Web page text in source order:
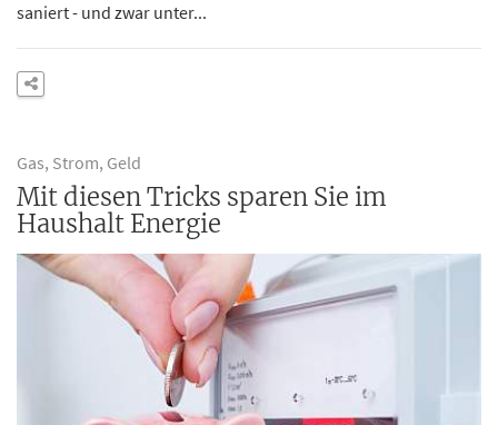
saniert - und zwar unter...
Gas, Strom, Geld
Mit diesen Tricks sparen Sie im
Haushalt Energie